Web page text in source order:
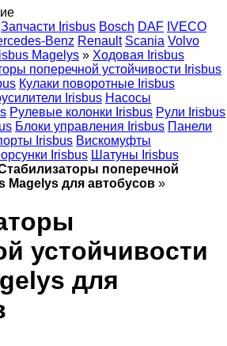
Запчасти Irisbus Bosch DAF IVECO
Benz Renault Scania Volvo
Magelys » Ходовая Irisbus
поперечной устойчивости Irisbus
Кулаки поворотные Irisbus
Irisbus Насосы
Рулевые колонки Irisbus Рули Irisbus
Блоки управления Irisbus Панели
Irisbus Вискомуфты
Irisbus Шатуны Irisbus
поперечной
Magelys для автобусов »
устойчивости
для